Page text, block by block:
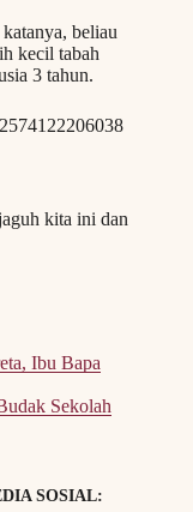
beliau
kecil tabah
3 tahun.
kita ini dan
Ibu Bapa
Sekolah
SOSIAL: